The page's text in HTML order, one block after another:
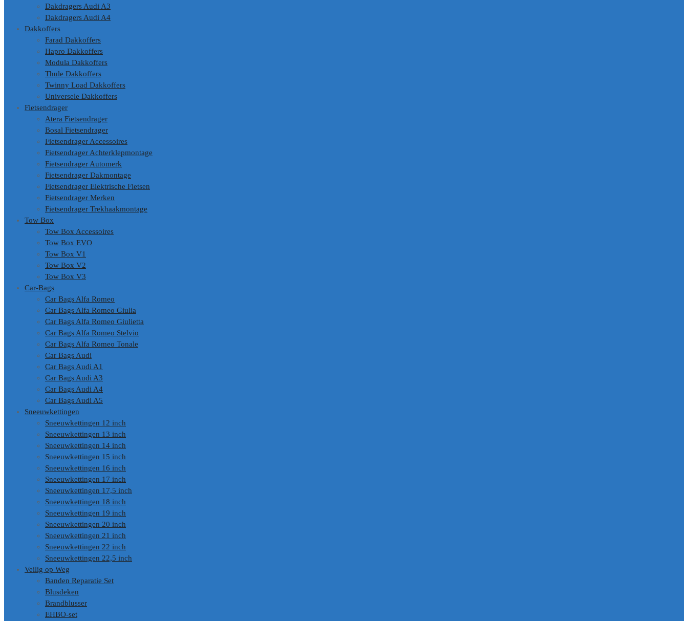
Dakdragers Audi A3
Dakdragers Audi A4
Dakkoffers
Farad Dakkoffers
Hapro Dakkoffers
Modula Dakkoffers
Thule Dakkoffers
Twinny Load Dakkoffers
Universele Dakkoffers
Fietsendrager
Atera Fietsendrager
Bosal Fietsendrager
Fietsendrager Accessoires
Fietsendrager Achterklepmontage
Fietsendrager Automerk
Fietsendrager Dakmontage
Fietsendrager Elektrische Fietsen
Fietsendrager Merken
Fietsendrager Trekhaakmontage
Tow Box
Tow Box Accessoires
Tow Box EVO
Tow Box V1
Tow Box V2
Tow Box V3
Car-Bags
Car Bags Alfa Romeo
Car Bags Alfa Romeo Giulia
Car Bags Alfa Romeo Giulietta
Car Bags Alfa Romeo Stelvio
Car Bags Alfa Romeo Tonale
Car Bags Audi
Car Bags Audi A1
Car Bags Audi A3
Car Bags Audi A4
Car Bags Audi A5
Sneeuwkettingen
Sneeuwkettingen 12 inch
Sneeuwkettingen 13 inch
Sneeuwkettingen 14 inch
Sneeuwkettingen 15 inch
Sneeuwkettingen 16 inch
Sneeuwkettingen 17 inch
Sneeuwkettingen 17,5 inch
Sneeuwkettingen 18 inch
Sneeuwkettingen 19 inch
Sneeuwkettingen 20 inch
Sneeuwkettingen 21 inch
Sneeuwkettingen 22 inch
Sneeuwkettingen 22,5 inch
Veilig op Weg
Banden Reparatie Set
Blusdeken
Brandblusser
EHBO-set